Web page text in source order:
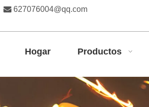
 627076004@qq.com
Hogar Productos